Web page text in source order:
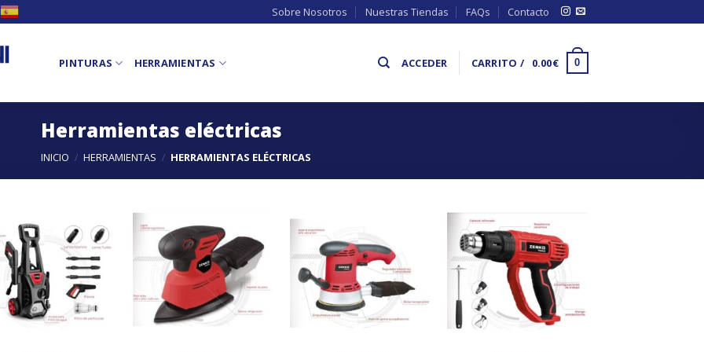
Sobre Nosotros Nuestras Tiendas FAQs Contacto
PINTURAS HERRAMIENTAS ACCEDER CARRITO / 0.00€ 0
Herramientas eléctricas
INICIO / HERRAMIENTAS / HERRAMIENTAS ELÉCTRICAS
Añadir
a la
lista de
deseos
Añadir
a la
lista de
deseos
Añadir
a la
lista de
deseos
Añadir
a la
lista de
deseos